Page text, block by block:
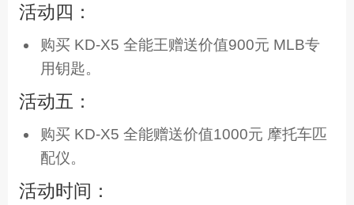
活动四：
购买 KD-X5 全能王赠送价值900元 MLB专
用钥匙。
活动五：
购买 KD-X5 全能赠送价值1000元 摩托车匹
配仪。
活动时间：